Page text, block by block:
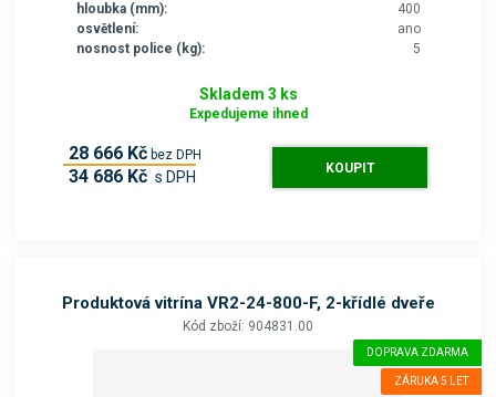
hloubka (mm):
400
osvětlení:
ano
nosnost police (kg):
5
Skladem 3 ks
Expedujeme ihned
28 666 Kč bez DPH
34 686 Kč s DPH KOUPIT
Produktová vitrína VR2-24-800-F, 2-křídlé dveře
Kód zboží: 904831.00
DOPRAVA ZDARMA
ZÁRUKA 5 LET